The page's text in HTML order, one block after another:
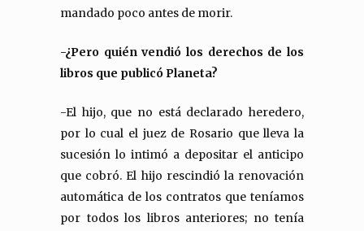
mandado poco antes de morir.
-¿Pero quién vendió los derechos de los
libros que publicó Planeta?
-El hijo, que no está declarado heredero,
por lo cual el juez de Rosario que lleva la
sucesión lo intimó a depositar el anticipo
que cobró. El hijo rescindió la renovación
automática de los contratos que teníamos
por todos los libros anteriores; no tenía